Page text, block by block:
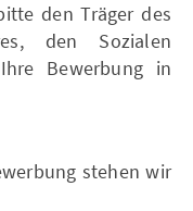
den Träger des
den Sozialen
Bewerbung in
stehen wir